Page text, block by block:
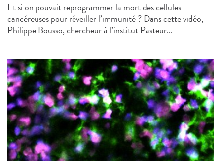
Et si on pouvait reprogrammer la mort des cellules
cancéreuses pour réveiller l’immunité ? Dans cette vidéo,
Philippe Bousso, chercheur à l’institut Pasteur...